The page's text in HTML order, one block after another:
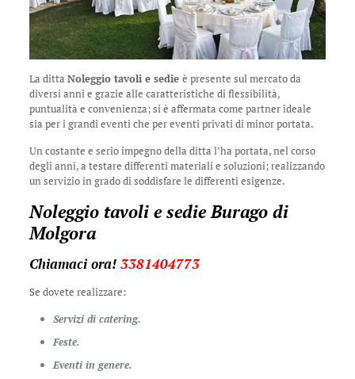
La ditta Noleggio tavoli e sedie è presente sul mercato da
diversi anni e grazie alle caratteristiche di flessibilità,
puntualità e convenienza; si è affermata come partner ideale
sia per i grandi eventi che per eventi privati di minor portata.
Un costante e serio impegno della ditta l’ha portata, nel corso
degli anni, a testare differenti materiali e soluzioni; realizzando
un servizio in grado di soddisfare le differenti esigenze.
Noleggio tavoli e sedie Burago di
Molgora
Chiamaci ora! 3381404773
Se dovete realizzare:
Servizi di catering.
Feste.
Eventi in genere.